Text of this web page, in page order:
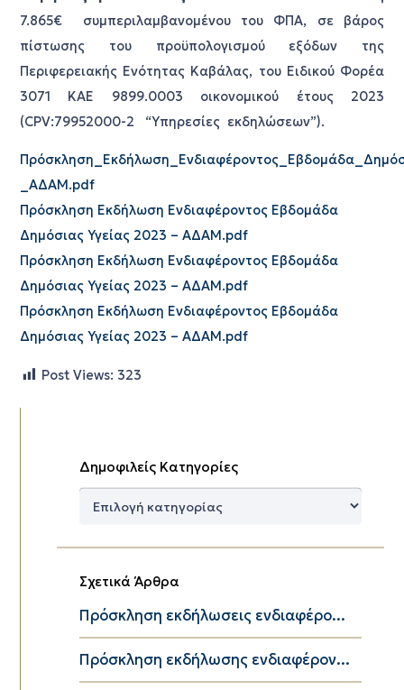
7.865€ συμπεριλαμβανομένου του ΦΠΑ, σε βάρος
πίστωσης του προϋπολογισμού εξόδων της
Περιφερειακής Ενότητας Καβάλας, του Ειδικού Φορέα
3071 ΚΑΕ 9899.0003 οικονομικού έτους 2023
(CPV:79952000-2 “Υπηρεσίες εκδηλώσεων”).
_ΑΔΑΜ.pdf
Πρόσκληση Εκδήλωση Ενδιαφέροντος Εβδομάδα
Δημόσιας Υγείας 2023 – ΑΔΑΜ.pdf
Πρόσκληση Εκδήλωση Ενδιαφέροντος Εβδομάδα
Δημόσιας Υγείας 2023 – ΑΔΑΜ.pdf
Πρόσκληση Εκδήλωση Ενδιαφέροντος Εβδομάδα
Δημόσιας Υγείας 2023 – ΑΔΑΜ.pdf
Post Views: 323
Δημοφιλείς Κατηγορίες
Δημοφιλείς
Σχετικά Άρθρα
Πρόσκληση εκδήλωσεις ενδιαφέρο...
Πρόσκληση εκδήλωσης ενδιαφέρον...